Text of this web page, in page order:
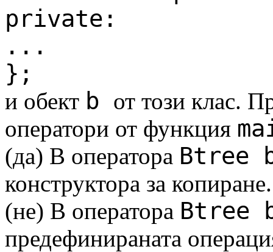
private:
...
};
и обект b от този клас.
оператори от функция
(да) В оператора Btree
конструктора за копиране.
(не) В оператора Btree
предефинираната